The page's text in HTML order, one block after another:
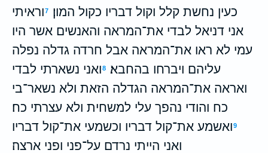
כעין נחשת קלל וקול דבריו כקול המון׃
7וראיתי
אני דניאל לבדי את־המראה והאנשים אשר היו
עמי לא ראו את־המראה אבל חרדה גדלה נפלה
עליהם ויברחו בהחבא׃
8ואני נשארתי לבדי
ואראה את־המראה הגדלה הזאת ולא נשאר־בי
כח והודי נהפך עלי למשחית ולא עצרתי כח׃
9ואשמע את־קול דבריו וכשמעי את־קול דבריו
ואני הייתי נרדם על־פני ופני ארצה׃